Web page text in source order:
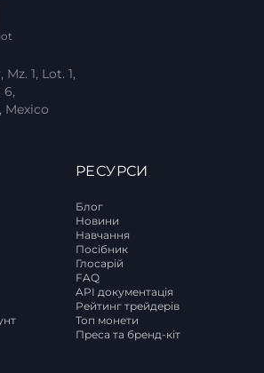
1, Lot. 1,
6,
Mexico
РЕСУРСИ
Блог
Новини
Навчання
Посібник
Глосарій
FAQ
API документація
Рейтинг трейдерів
Топ монети
Преса та бренд-кіт